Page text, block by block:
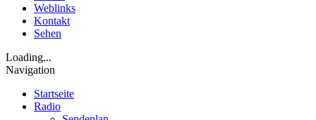
Weblinks
Kontakt
Sehen
Loading...
Navigation
Startseite
Radio